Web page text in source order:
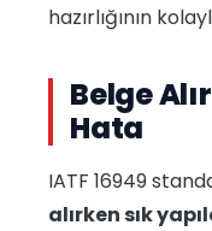
hazırlığının
Belge
Hata
IATF 16949
alırken sık